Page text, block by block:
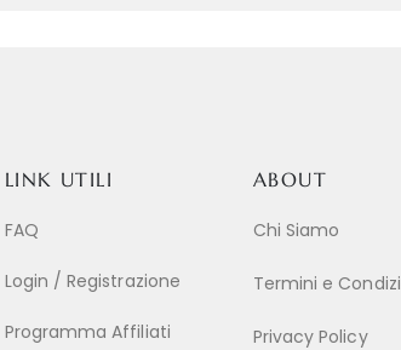
LINK UTILI
FAQ
Login / Registrazione
Programma Affiliati
ABOUT
Chi Siamo
Termini e
Privacy Policy